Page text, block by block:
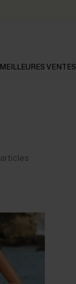
MEILLEURES VENTES
articles